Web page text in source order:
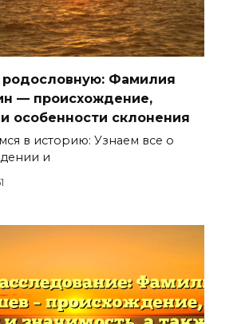
родословную: Фамилия
— происхождение,
особенности склонения
в историю: Узнаем все о
и